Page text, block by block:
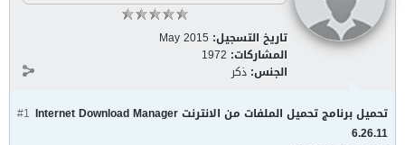
تاريخ التسجيل: May 2015
المشاركات: 1972
الجنس: ذكر
#1 تحميل برنامج تحميل الملفات من الانترنت Internet Download Manager
6.26.11